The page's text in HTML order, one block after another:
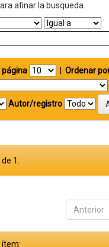
afinar la busqueda.
página
Ordenar
Autor/registro
1.
Anterior
ítem: